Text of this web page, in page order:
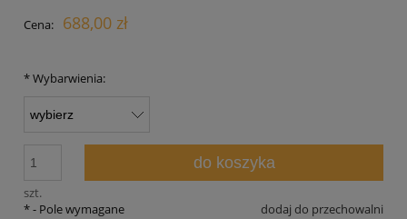
Cena: 688,00 zł
*Wybarwienia:
szt.
do koszyka
dodaj do przechowalni
*- Pole wymagane